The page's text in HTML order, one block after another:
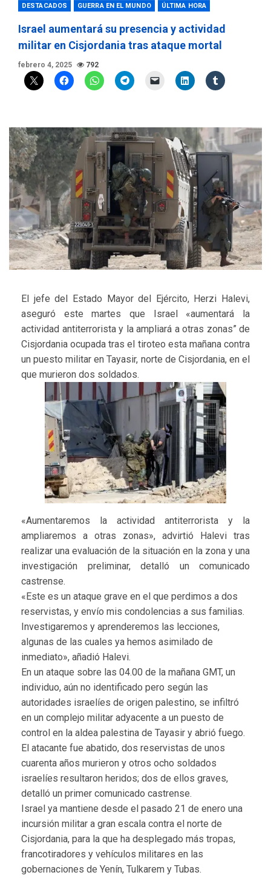
DESTACADOS GUERRA EN EL MUNDO ÚLTIMA HORA
Israel aumentará su presencia y actividad
militar en Cisjordania tras ataque mortal
febrero 4, 2025 792
El jefe del Estado Mayor del Ejército, Herzi Halevi,
aseguró este martes que Israel «aumentará la
actividad antiterrorista y la ampliará a otras zonas” de
Cisjordania ocupada tras el tiroteo esta mañana contra
un puesto militar en Tayasir, norte de Cisjordania, en el
que murieron dos soldados.
«Aumentaremos la actividad antiterrorista y la
ampliaremos a otras zonas», advirtió Halevi tras
realizar una evaluación de la situación en la zona y una
investigación preliminar, detalló un comunicado
castrense.
«Este es un ataque grave en el que perdimos a dos
reservistas, y envío mis condolencias a sus familias.
Investigaremos y aprenderemos las lecciones,
algunas de las cuales ya hemos asimilado de
inmediato», añadió Halevi.
En un ataque sobre las 04.00 de la mañana GMT, un
individuo, aún no identificado pero según las
autoridades israelíes de origen palestino, se infiltró
en un complejo militar adyacente a un puesto de
control en la aldea palestina de Tayasir y abrió fuego.
El atacante fue abatido, dos reservistas de unos
cuarenta años murieron y otros ocho soldados
israelíes resultaron heridos; dos de ellos graves,
detalló un primer comunicado castrense.
Israel ya mantiene desde el pasado 21 de enero una
incursión militar a gran escala contra el norte de
Cisjordania, para la que ha desplegado más tropas,
francotiradores y vehículos militares en las
gobernaciones de Yenín, Tulkarem y Tubas.